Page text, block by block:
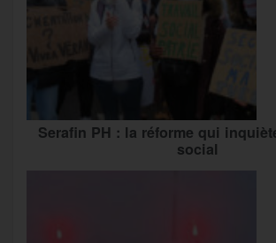
Serafin PH : la réforme qui
social